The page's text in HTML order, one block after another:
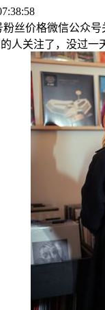
丝价格微信公众
人关注了，没过一